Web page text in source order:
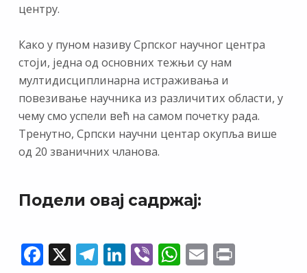
центру.
Како у пуном називу Српског научног центра
стоји, једна од основних тежњи су нам
мултидисциплинарна истраживања и
повезивање научника из различитих области, у
чему смо успели већ на самом почетку рада.
Тренутно, Српски научни центар окупља више
од 20 званичних чланова.
Подели овај садржај:
F X T Li Vi W E Pr